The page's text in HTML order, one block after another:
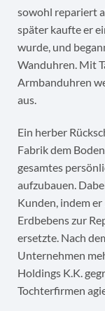
sowohl repariert
später kaufte er
wurde, und
Wanduhren. Mit
Armbanduhren
aus.
Ein herber
Fabrik dem
gesamtes
aufzubauen.
Kunden, indem
Erdbebens zur
ersetzte. Nach
Unternehmen
Holdings K.K.
Tochterfirmen